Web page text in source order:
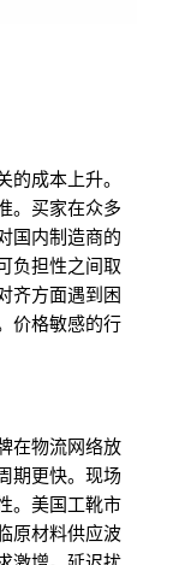
成本上升。
。买家在众多
国内制造商的
负担性之间取
齐方面遇到困
价格敏感的行
在物流网络放
期更快。现场
。美国工靴市
原材料供应波